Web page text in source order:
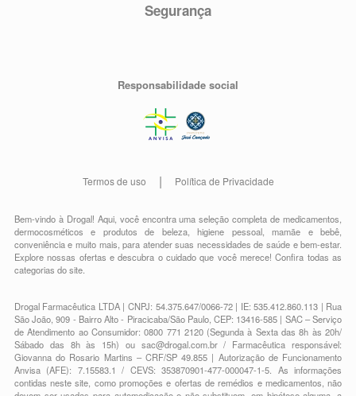
Segurança
Responsabilidade social
Termos de uso Política de Privacidade
Bem-vindo à Drogal! Aqui, você encontra uma seleção completa demedicamentos
dermocosméticos e produtos de beleza,higiene pessoal,mamãe e bebê
conveniênciae muito mais, para atender suas necessidades de saúde e bem-estar.
Explore nossas ofertas e descubra o cuidado que você merece!Confira todas as
categorias do site.
Drogal Farmacêutica LTDA | CNPJ: 54.375.647/0066-72 | IE: 535.412.860.113 | Rua
São João, 909 - Bairro Alto - Piracicaba/São Paulo, CEP: 13416-585 | SAC – Serviço
de Atendimento ao Consumidor: 0800 771 2120 (Segunda à Sexta das 8h às 20h/
Sábado das 8h às 15h) ou sac@drogal.com.br/ Farmacêutica responsável:
Giovanna do Rosario Martins – CRF/SP 49.855 | Autorização de Funcionamento
Anvisa (AFE): 7.15583.1 / CEVS: 353870901-477-000047-1-5. As informações
contidas neste site, como promoções e ofertas de remédios e medicamentos, não